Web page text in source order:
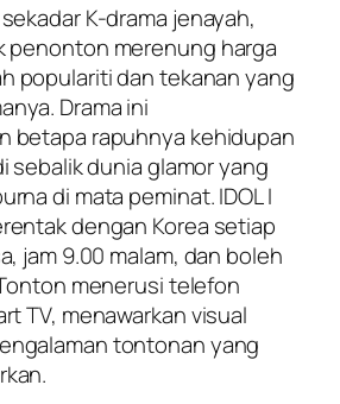
K-drama jenayah,
penonton merenung harga
populariti dan tekanan yang
Drama ini
betapa rapuhnya kehidupan
sebalik dunia glamor yang
di mata peminat.IDOL I
dengan Korea setiap
jam 9.00 malam, dan boleh
menerusi telefon
TV, menawarkan visual
tontonan yang